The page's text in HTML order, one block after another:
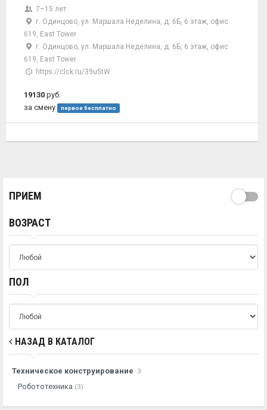
7–15 лет
г. Одинцово, ул. Маршала Неделина, д. 6Б, 6 этаж, офис
619, East Tower
г. Одинцово, ул. Маршала Неделина, д. 6Б, 6 этаж, офис
619, East Tower
https://clck.ru/39u5tW
19130 руб.
за смену
первое бесплатно
ПРИЕМ
ВОЗРАСТ
ПОЛ
НАЗАД В КАТАЛОГ
Техническое конструирование 3
Робототехника (3)